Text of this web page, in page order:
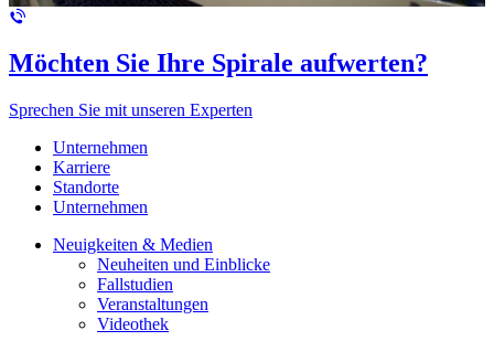
Möchten Sie Ihre Spirale aufwerten?
Sprechen Sie mit unseren Experten
Unternehmen
Karriere
Standorte
Unternehmen
Neuigkeiten & Medien
Neuheiten und Einblicke
Fallstudien
Veranstaltungen
Videothek